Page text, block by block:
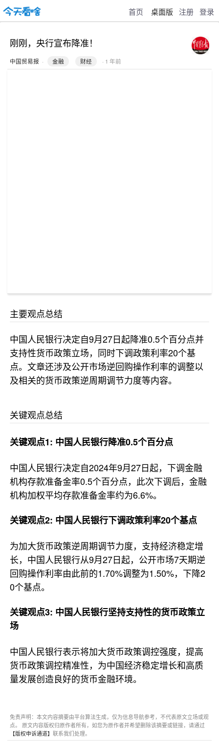
首页 桌面版 注册 登录
刚刚，央行宣布降准！
中国贸易报 · 金融 财经 · 1 年前
主要观点总结
中国人民银行决定自9月27日起降准0.5个百分点并
支持性货币政策立场，同时下调政策利率20个基
点。文章还涉及公开市场逆回购操作利率的调整以
及相关的货币政策逆周期调节力度等内容。
关键观点总结
关键观点1: 中国人民银行降准0.5个百分点
中国人民银行决定自2024年9月27日起，下调金融
机构存款准备金率0.5个百分点，此次下调后，金融
机构加权平均存款准备金率约为6.6%。
关键观点2: 中国人民银行下调政策利率20个基点
为加大货币政策逆周期调节力度，支持经济稳定增
长，中国人民银行从9月27日起，公开市场7天期逆
回购操作利率由此前的1.70%调整为1.50%，下降2
0个基点。
关键观点3: 中国人民银行坚持支持性的货币政策立
场
中国人民银行表示将加大货币政策调控强度，提高
货币政策调控精准性，为中国经济稳定增长和高质
量发展创造良好的货币金融环境。
免责声明：本文内容摘要由平台算法生成，仅为信息导航参考，不代表原文立场或观
点。 原文内容版权归原作者所有，如您为原作者并希望删除该摘要或链接，请通过
【版权申诉通道】 联系我们处理。